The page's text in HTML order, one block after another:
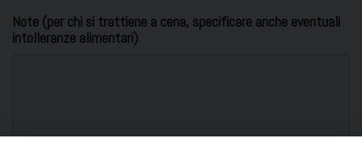
Note (per chi si trattiene a cena, specificare anche eventuali
intolleranze alimentari)